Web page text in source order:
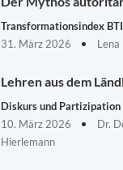
Transformationsindex BTI
31. März 2026
Lena
Lehren aus dem
Diskurs und Partizipation
10. März 2026
Dr.
Hierlemann